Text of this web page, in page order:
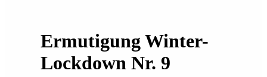
Ermutigung Winter-
Lockdown Nr. 9